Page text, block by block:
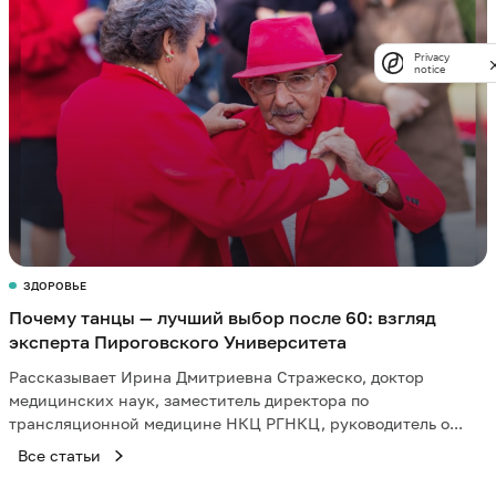
ЗДОРОВЬЕ
Почему танцы — лучший выбор после 60: взгляд
эксперта Пироговского Университета
Рассказывает Ирина Дмитриевна Стражеско, доктор
медицинских наук, заместитель директора по
трансляционной медицине НКЦ РГНКЦ, руководитель о...
Все статьи
Privacy
notice